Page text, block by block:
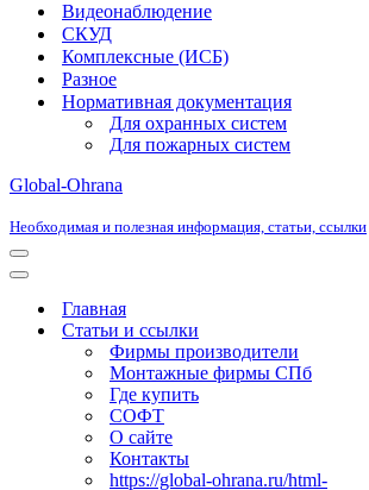
Видеонаблюдение
СКУД
Комплексные (ИСБ)
Разное
Нормативная документация
Для охранных систем
Для пожарных систем
Global-Ohrana
Необходимая и полезная информация, статьи, ссылки
Меню
навигации
Меню
навигацииГлавная
Статьи и ссылки
Фирмы производители
Монтажные фирмы СПб
Где купить
СОФТ
О сайте
Контакты
https://global-ohrana.ru/html-